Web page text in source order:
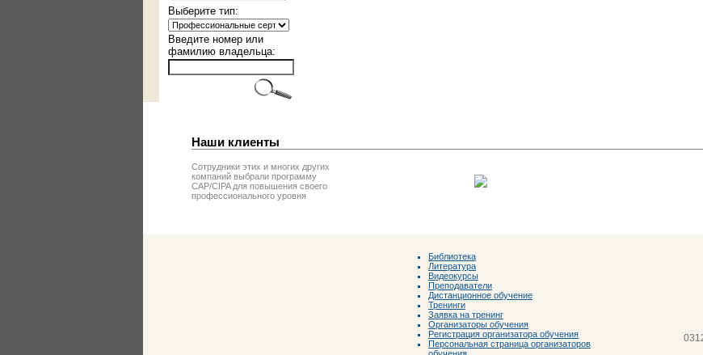
Выберите тип:
Введите номер или
фамилию владельца:
Наши клиенты
Сотрудники этих и многих других
компаний выбрали программу
CAP/CIPA для повышения своего
профессионального уровня
Библиотека
Литература
Видеокурсы
Преподаватели
Дистанционное обучение
Тренинги
Заявка на тренинг
Организаторы обучения
Регистрация организатора обучения
Персональная страница организаторов